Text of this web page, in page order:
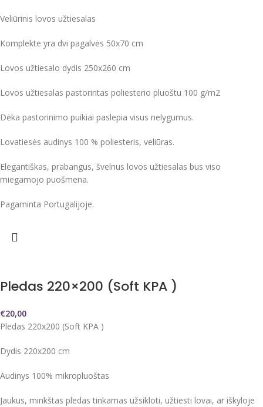
Veliūrinis lovos užtiesalas
Komplekte yra dvi pagalvės 50x70 cm
Lovos užtiesalo dydis 250x260 cm
Lovos užtiesalas pastorintas poliesterio pluoštu 100 g/m2
Dėka pastorinimo puikiai paslepia visus nelygumus.
Lovatiesės audinys 100 % poliesteris, veliūras.
Elegantiškas, prabangus, švelnus lovos užtiesalas bus viso
miegamojo puošmena.
Pagaminta Portugalijoje.
Pledas 220×200 (Soft KPA )
€20,00
Pledas 220x200 (Soft KPA )
Dydis 220x200 cm
Audinys 100% mikropluoštas
Jaukus, minkštas pledas tinkamas užsikloti, užtiesti lovai, ar iškyloje